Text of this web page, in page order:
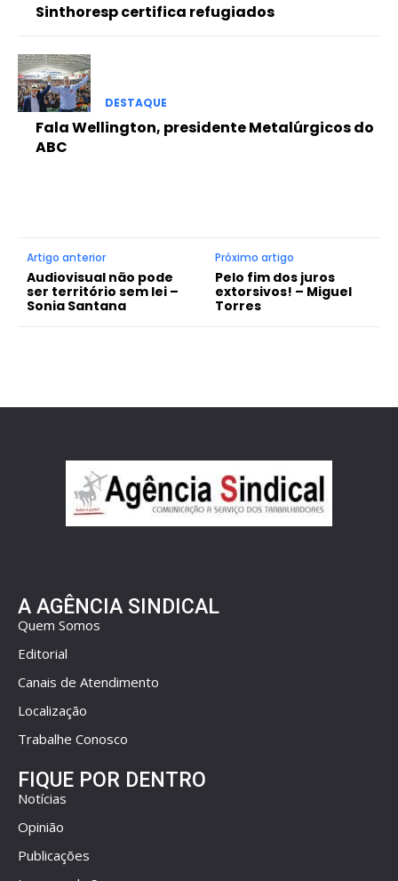
Sinthoresp certifica refugiados
DESTAQUE
Fala Wellington, presidente Metalúrgicos do
ABC
Artigo anterior
Audiovisual não pode
ser território sem lei –
Sonia Santana
Próximo artigo
Pelo fim dos juros
extorsivos! – Miguel
Torres
A AGÊNCIA SINDICAL
Quem Somos
Editorial
Canais de Atendimento
Localização
Trabalhe Conosco
FIQUE POR DENTRO
Notícias
Opinião
Publicações